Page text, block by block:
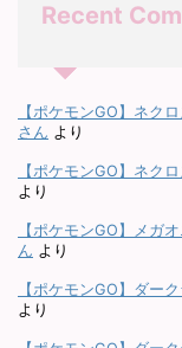
Recent
【ポケモンGO】ネク
さん より
【ポケモンGO】ネク
より
【ポケモンGO】メガ
ん より
【ポケモンGO】ダー
より